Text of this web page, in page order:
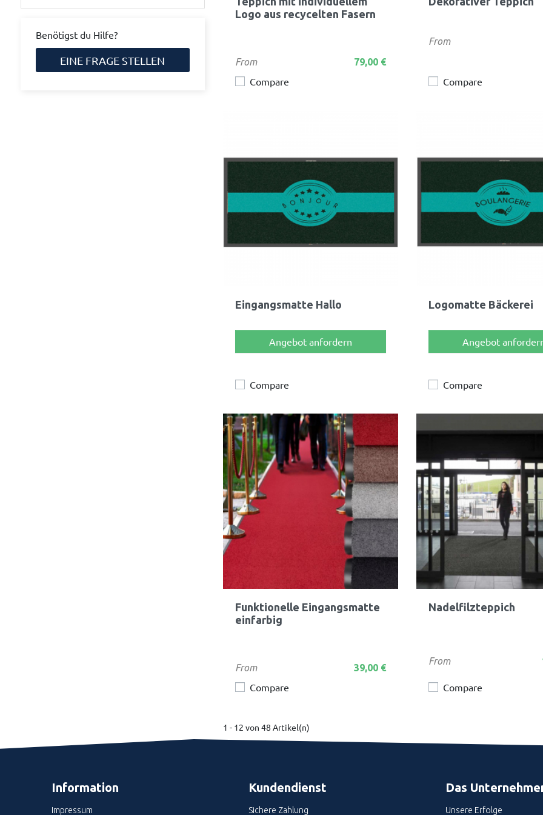
Benötigst du Hilfe?
EINE FRAGE STELLEN
Logo aus recycelten Fasern
Preis
From 79,00 €
Compare
Preis
From
Compare
Vorschau
Eingangsmatte Hallo
Angebot anfordern
Compare
Vorschau
Logomatte Bäckerei
Angebot
Compare
 Vorschau
BraunRotGrauSchwarzDunkelgrau
Funktionelle Eingangsmatte
einfarbig
Preis
From 39,00 €
Compare
Vorschau
BraunAnthrazit
Rot
Nadelfilzteppich
Preis
From
Compare
1 - 12 von 48 Artikel(n)
Information
Impressum
Kundendienst
Sichere Zahlung
Das
Unsere Erfolge